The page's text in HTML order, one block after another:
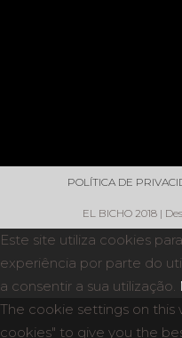
POLÍTICA DE
EL BICHO 2018 |
Este site utiliza cookies
experiência por parte do
a consentir a sua utilização.
The cookie settings on
cookies" to give you the